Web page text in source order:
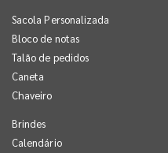
Sacola Personalizada
Bloco de notas
Talão de pedidos
Caneta
Chaveiro
Brindes
Calendário